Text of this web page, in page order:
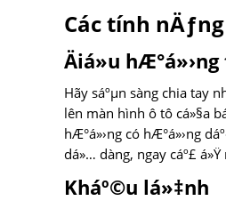
Các tính
Äiá»u
Hãy sáºµn sàng chia tay
lên màn hình ô tô cá»§a
hÆ°á»›ng có hÆ°á»›ng
dá»… dàng, ngay cáº£ á»Ÿ
Kháº©u lá»‡nh